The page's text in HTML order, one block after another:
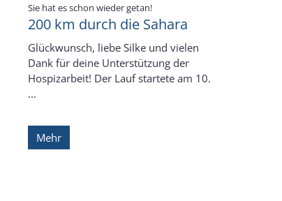
Sie hat es schon wieder getan!:
200 km durch die Sahara
Glückwunsch, liebe Silke und vielen
Dank für deine Unterstützung der
Hospizarbeit! Der Lauf startete am 10.
...
Mehr